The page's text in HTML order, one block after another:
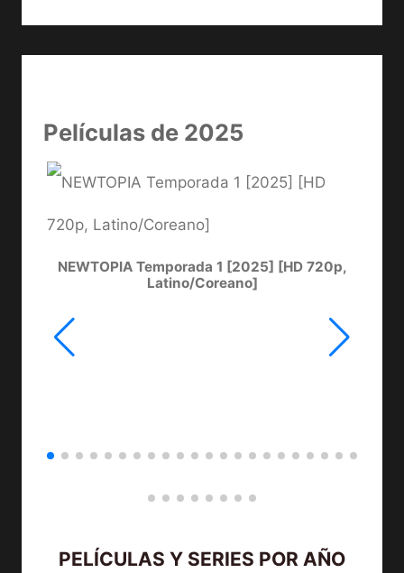
Películas de 2025
NEWTOPIA Temporada 1 [2025] [HD 720p,
Latino/Coreano]
PELÍCULAS Y SERIES POR AÑO